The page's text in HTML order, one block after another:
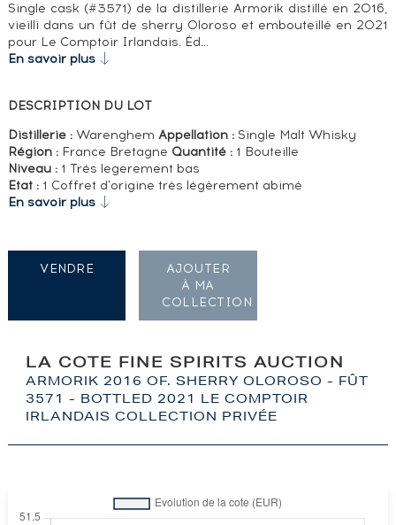
Single cask (#3571) de la distillerie Armorik distillé en 2016,
vieilli dans un fût de sherry Oloroso et embouteillé en 2021
pour Le Comptoir Irlandais. Éd…
En savoir plus
DESCRIPTION DU LOT
Distillerie :Warenghem Appellation :Single Malt Whisky
Région : France Bretagne Quantité :1 Bouteille
Niveau :1 Trés legerement bas
Etat :1 Coffret d'origine très légèrement abimé
En savoir plus
LA COTE FINE SPIRITS AUCTION
ARMORIK 2016 OF. SHERRY OLOROSO - FÛT
3571 - BOTTLED 2021 LE COMPTOIR
IRLANDAIS COLLECTION PRIVÉE
VENDRE
AJOUTER
À MA
COLLECTION